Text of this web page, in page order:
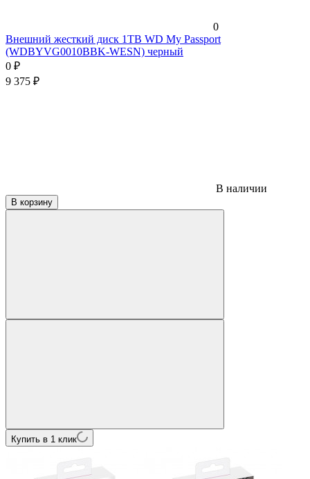
0
Внешний жесткий диск 1TB WD My Passport
(WDBYVG0010BBK-WESN) черный
0 ₽
9 375 ₽
В наличии
В корзину
Купить в 1 клик